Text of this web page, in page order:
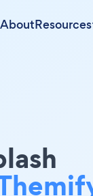
AboutResources